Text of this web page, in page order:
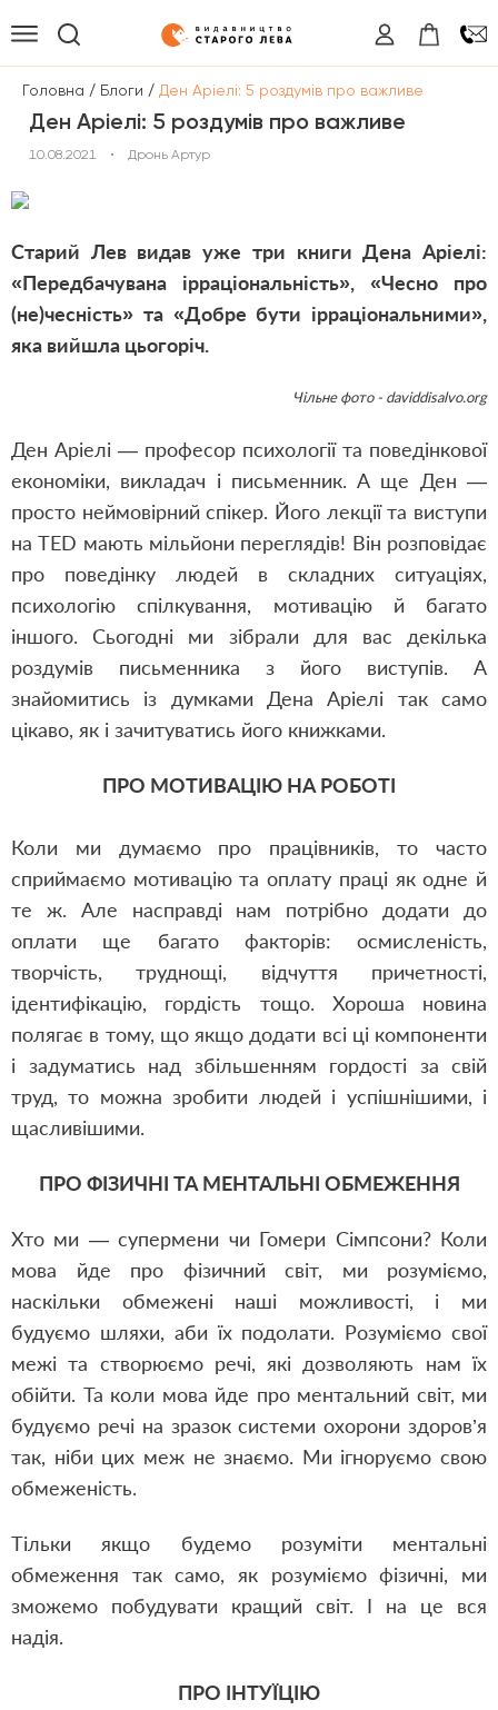
Головна / Блоги / Ден Аріелі: 5 роздумів про важливе
Ден Аріелі: 5 роздумів про важливе
10.08.2021 • Дронь Артур
Старий Лев видав уже три книги Дена Аріелі:
«Передбачувана ірраціональність», «Чесно про
(не)чесність» та «Добре бути ірраціональними»,
яка вийшла цьогоріч.
Чільне фото - daviddisalvo.org
Ден Аріелі — професор психології та поведінкової
економіки, викладач і письменник. А ще Ден —
просто неймовірний спікер. Його лекції та виступи
на TED мають мільйони переглядів! Він розповідає
про поведінку людей в складних ситуаціях,
психологію спілкування, мотивацію й багато
іншого. Сьогодні ми зібрали для вас декілька
роздумів письменника з його виступів. А
знайомитись із думками Дена Аріелі так само
цікаво, як і зачитуватись його книжками.
ПРО МОТИВАЦІЮ НА РОБОТІ
Коли ми думаємо про працівників, то часто
сприймаємо мотивацію та оплату праці як одне й
те ж. Але насправді нам потрібно додати до
оплати ще багато факторів: осмисленість,
творчість, труднощі, відчуття причетності,
ідентифікацію, гордість тощо. Хороша новина
полягає в тому, що якщо додати всі ці компоненти
і задуматись над збільшенням гордості за свій
труд, то можна зробити людей і успішнішими, і
щасливішими.
ПРО ФІЗИЧНІ ТА МЕНТАЛЬНІ ОБМЕЖЕННЯ
Хто ми — супермени чи Гомери Сімпсони? Коли
мова йде про фізичний світ, ми розуміємо,
наскільки обмежені наші можливості, і ми
будуємо шляхи, аби їх подолати. Розуміємо свої
межі та створюємо речі, які дозволяють нам їх
обійти. Та коли мова йде про ментальний світ, ми
будуємо речі на зразок системи охорони здоров’я
так, ніби цих меж не знаємо. Ми ігноруємо свою
обмеженість.
Тільки якщо будемо розуміти ментальні
обмеження так само, як розуміємо фізичні, ми
зможемо побудувати кращий світ. І на це вся
надія.
ПРО ІНТУЇЦІЮ